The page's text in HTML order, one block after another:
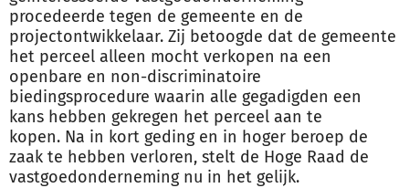
procedeerde tegen de gemeente en de
projectontwikkelaar. Zij betoogde dat de gemeente
het perceel alleen mocht verkopen na een
openbare en non-discriminatoire
biedingsprocedure waarin alle gegadigden een
kans hebben gekregen het perceel aan te
kopen. Na in kort geding en in hoger beroep de
zaak te hebben verloren, stelt de Hoge Raad de
vastgoedonderneming nu in het gelijk.